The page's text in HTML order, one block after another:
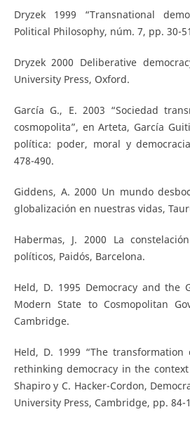
Dryzek 1999 “Transnational
Political Philosophy, núm. 7, pp. 30-
Dryzek 2000 Deliberative
University Press, Oxford.
García G., E. 2003 “Sociedad
cosmopolita”, en Arteta, García
política: poder, moral y
478-490.
Giddens, A. 2000 Un mundo
globalización en nuestras vidas,
Habermas, J. 2000 La
políticos, Paidós, Barcelona.
Held, D. 1995 Democracy and the
Modern State to Cosmopolitan
Cambridge.
Held, D. 1999 “The
rethinking democracy in the
Shapiro y C. Hacker-Cordon,
University Press, Cambridge, pp. 84-